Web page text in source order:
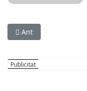
Article anterior: La
Ant